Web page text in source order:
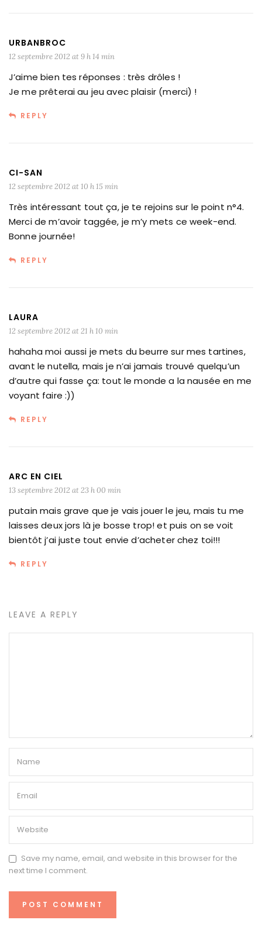
URBANBROC
12 septembre 2012 at 9 h 14 min
J’aime bien tes réponses : très drôles !
Je me prêterai au jeu avec plaisir (merci) !
REPLY
CI-SAN
12 septembre 2012 at 10 h 15 min
Très intéressant tout ça, je te rejoins sur le point n°4.
Merci de m’avoir taggée, je m’y mets ce week-end.
Bonne journée!
REPLY
LAURA
12 septembre 2012 at 21 h 10 min
hahaha moi aussi je mets du beurre sur mes tartines,
avant le nutella, mais je n’ai jamais trouvé quelqu’un
d’autre qui fasse ça: tout le monde a la nausée en me
voyant faire :))
REPLY
ARC EN CIEL
13 septembre 2012 at 23 h 00 min
putain mais grave que je vais jouer le jeu, mais tu me
laisses deux jors là je bosse trop! et puis on se voit
bientôt j’ai juste tout envie d’acheter chez toi!!!
REPLY
LEAVE A REPLY
Save my name, email, and website in this browser for the
next time I comment.